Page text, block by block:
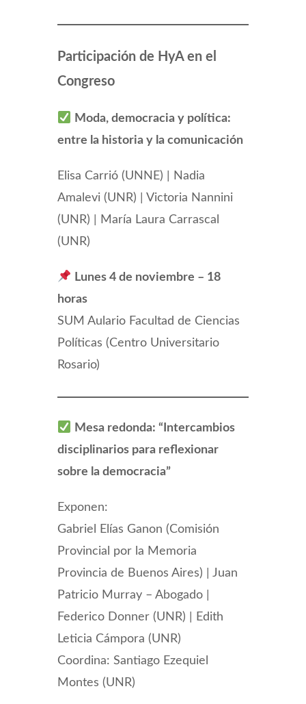
Participación de HyA en el
Congreso
Moda, democracia y política:
entre la historia y la comunicación
Elisa Carrió (UNNE) | Nadia
Amalevi (UNR) | Victoria Nannini
(UNR) | María Laura Carrascal
(UNR)
Lunes 4 de noviembre – 18
horas
SUM Aulario Facultad de Ciencias
Políticas (Centro Universitario
Rosario)
Mesa redonda: “Intercambios
disciplinarios para reflexionar
sobre la democracia”
Exponen:
Gabriel Elías Ganon (Comisión
Provincial por la Memoria
Provincia de Buenos Aires) | Juan
Patricio Murray – Abogado |
Federico Donner (UNR) | Edith
Leticia Cámpora (UNR)
Coordina: Santiago Ezequiel
Montes (UNR)